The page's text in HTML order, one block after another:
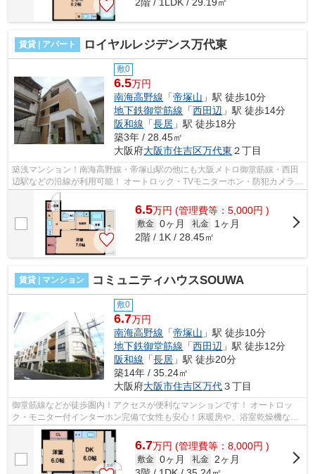
賃貸 | アパート ロイヤルレジデンス万代東
敷0
6.5万円
南海高野線 「帝塚山 」駅 徒歩10分
地下鉄御堂筋線 「西田辺 」駅 徒歩14分
阪和線 「長居 」駅 徒歩18分
築3年 / 28.45㎡
大阪府大阪市住吉区万代東 ２丁目
築浅マンション！南海高野線・帝塚山駅の他にも大阪メトロ御堂筋線・西田
辺駅などの沿線が利用可能！ オートロック・TVモニターホン・防犯カメラな
どの完備しているので初めての一人...
6.5万円 (管理費等：5,000円 )
敷金 0ヶ月 礼金
1ヶ月
2階 / 1K / 28.45㎡
賃貸 | マンション コミュニティハウスSOUWA
敷0
6.7万円
南海高野線 「帝塚山 」駅 徒歩10分
地下鉄御堂筋線 「西田辺 」駅 徒歩12分
阪和線 「長居 」駅 徒歩20分
築14年 / 35.24㎡
大阪府大阪市住吉区万代３丁目
御堂筋線などが徒歩圏内！アクセスが便利なマンションです！ オートロッ
ク・モニター付インターホン完備で女性も安心！床暖房や、浴室乾燥機など
充実の設備です！ ■□■□■□■□■□■□■□■□■...
6.7万円 (管理費等：8,000円 )
敷金 0ヶ月 礼金
2ヶ月